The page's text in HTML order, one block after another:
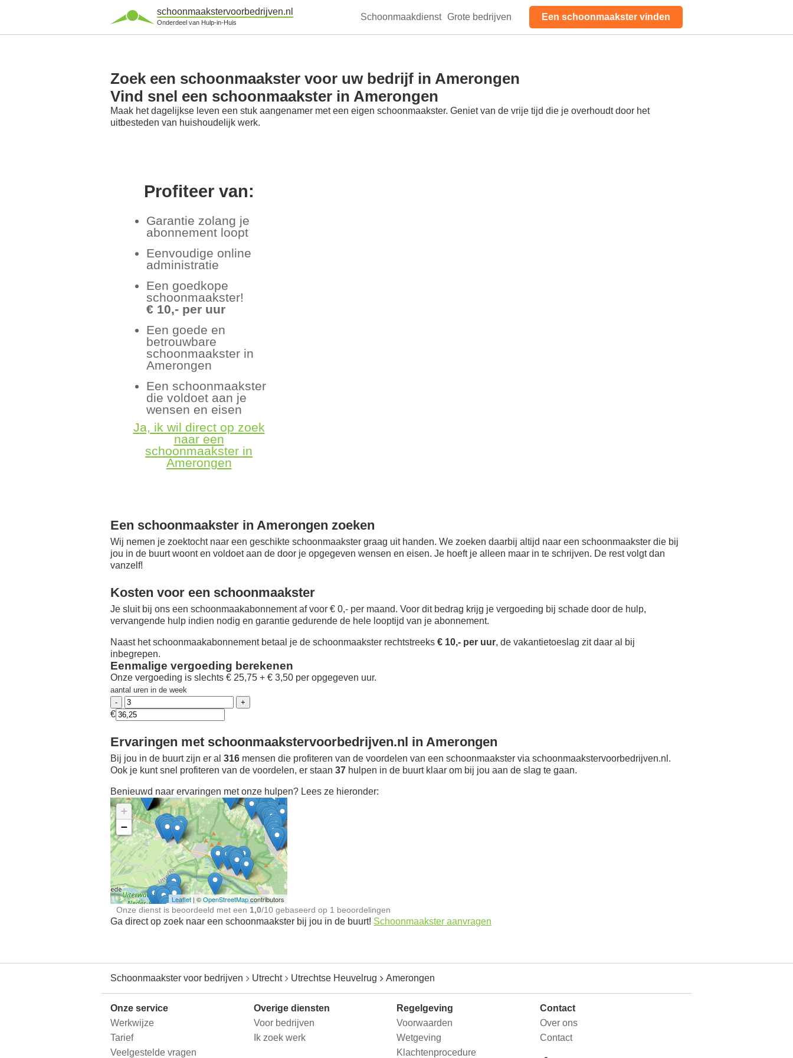
schoonmaakstervoorbedrijven.nl
Onderdeel van Hulp-in-Huis
Schoonmaakdienst Grote bedrijven Een schoonmaakster vinden
Zoek een schoonmaakster voor uw bedrijf in Amerongen
Vind snel een schoonmaakster in Amerongen
Maak het dagelijkse leven een stuk aangenamer met een eigen schoonmaakster. Geniet van de vrije tijd die je overhoudt door het
uitbesteden van huishoudelijk werk.
Profiteer van:
Garantie zolang je
abonnement loopt
Eenvoudige online
administratie
Een goedkope
schoonmaakster!
€ 10,- per uur
Een goede en
betrouwbare
schoonmaakster in
Amerongen
Een schoonmaakster
die voldoet aan je
wensen en eisen
Ja, ik wil direct op zoek
naar een
schoonmaakster in
Amerongen
Een schoonmaakster in Amerongen zoeken
Wij nemen je zoektocht naar een geschikte schoonmaakster graag uit handen. We zoeken daarbij altijd naar een schoonmaakster die bij
jou in de buurt woont en voldoet aan de door je opgegeven wensen en eisen. Je hoeft je alleen maar in te schrijven. De rest volgt dan
vanzelf!
Kosten voor een schoonmaakster
Je sluit bij ons een schoonmaakabonnement af voor € 0,- per maand. Voor dit bedrag krijg je vergoeding bij schade door de hulp,
vervangende hulp indien nodig en garantie gedurende de hele looptijd van je abonnement.
Naast het schoonmaakabonnement betaal je de schoonmaakster rechtstreeks € 10,- per uur, de vakantietoeslag zit daar al bij
inbegrepen.
Eenmalige vergoeding berekenen
Onze vergoeding is slechts € 25,75 + € 3,50 per opgegeven uur.
aantal uren in de week
€
Ervaringen met schoonmaakstervoorbedrijven.nl in Amerongen
Bij jou in de buurt zijn er al 316 mensen die profiteren van de voordelen van een schoonmaakster via schoonmaakstervoorbedrijven.nl.
Ook je kunt snel profiteren van de voordelen, er staan 37 hulpen in de buurt klaar om bij jou aan de slag te gaan.
Benieuwd naar ervaringen met onze hulpen? Lees ze hieronder:
Ontdek meer ervaringen
Schoonmaakster bij
jou in de buurt
+
−
Leaflet | ©OpenStreetMapcontributors
Onze dienst is beoordeeld met een 1,0/10 gebaseerd op 1 beoordelingen
Ga direct op zoek naar een schoonmaakster bij jou in de buurt! Schoonmaakster aanvragen
Schoonmaakster voor bedrijven Utrecht Utrechtse Heuvelrug Amerongen
Onze service
Werkwijze
Tarief
Veelgestelde vragen
Overige diensten
Voor bedrijven
Ik zoek werk
Regelgeving
Voorwaarden
Wetgeving
Klachtenprocedure
Contact
Over ons
Contact